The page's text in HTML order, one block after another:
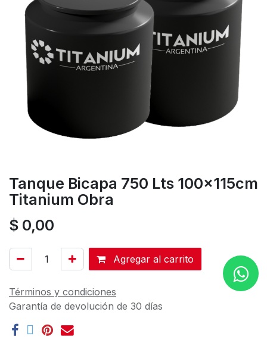
Tanque Bicapa 750 Lts 100x115cm
Titanium Obra
$ 0,00
Agregar al carrito
Términos y condiciones
Garantía de devolución de 30 días